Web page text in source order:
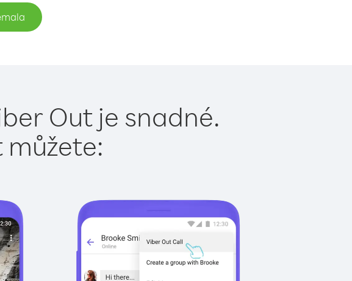
Out je snadné.
můžete: